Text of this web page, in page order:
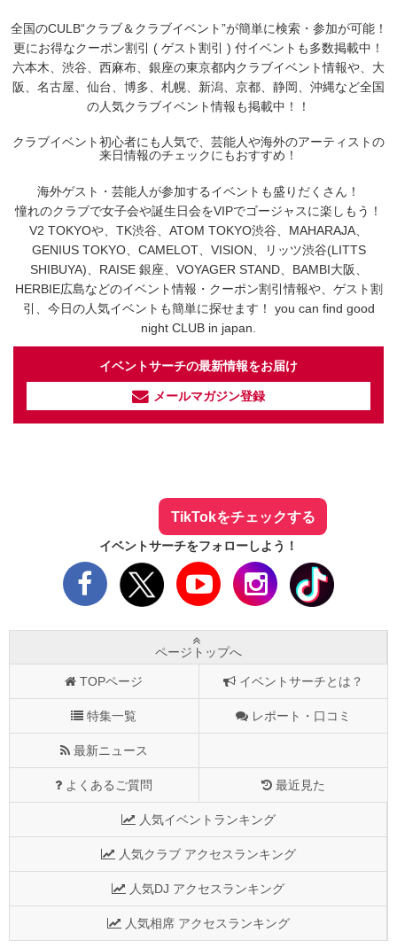
全国のCULB“クラブ＆クラブイベント”が簡単に検索・参加が可能！
更にお得なクーポン割引 ( ゲスト割引 ) 付イベントも多数掲載中！
六本木、渋谷、西麻布、銀座の東京都内クラブイベント情報や、大
阪、名古屋、仙台、博多、札幌、新潟、京都、静岡、沖縄など全国
の人気クラブイベント情報も掲載中！！
クラブイベント初心者にも人気で、芸能人や海外のアーティストの
来日情報のチェックにもおすすめ！
海外ゲスト・芸能人が参加するイベントも盛りだくさん！
憧れのクラブで女子会や誕生日会をVIPでゴージャスに楽しもう！
V2 TOKYOや、TK渋谷、ATOM TOKYO渋谷、MAHARAJA、
GENIUS TOKYO、CAMELOT、VISION、リッツ渋谷(LITTS
SHIBUYA)、RAISE 銀座、VOYAGER STAND、BAMBI大阪、
HERBIE広島などのイベント情報・クーポン割引情報や、ゲスト割
引、今日の人気イベントも簡単に探せます！ you can find good
night CLUB in japan.
イベントサーチの最新情報をお届け
メールマガジン登録
TikTokをチェックする
イベントサーチをフォローしよう！
ページトップへ
TOPページ イベントサーチとは？
特集一覧 レポート・口コミ
最新ニュース
よくあるご質問 最近見た
人気イベントランキング
人気クラブ アクセスランキング
人気DJ アクセスランキング
人気相席 アクセスランキング